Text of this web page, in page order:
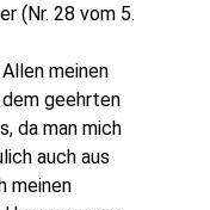
(Nr. 28 vom 5.
meinen
dem geehrten
da man mich
auch aus
meinen